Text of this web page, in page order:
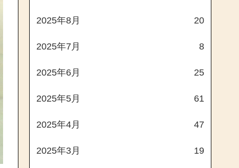
2025年8月 20
2025年7月 8
2025年6月 25
2025年5月 61
2025年4月 47
2025年3月 19